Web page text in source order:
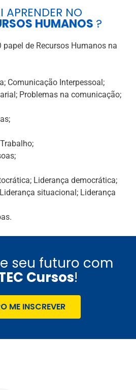
NO
HUMANOS ?
de Recursos Humanos na
Comunicação Interpessoal;
Problemas na comunicação;
Liderança democrática;
situacional; Liderança
seu futuro com
Cursos!
ME INSCREVER